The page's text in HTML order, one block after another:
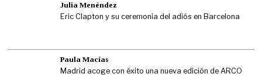
Julia Menéndez
Eric Clapton y su ceremonia del adiós en Barcelona
Paula Macías
Madrid acoge con éxito una nueva edición de ARCO